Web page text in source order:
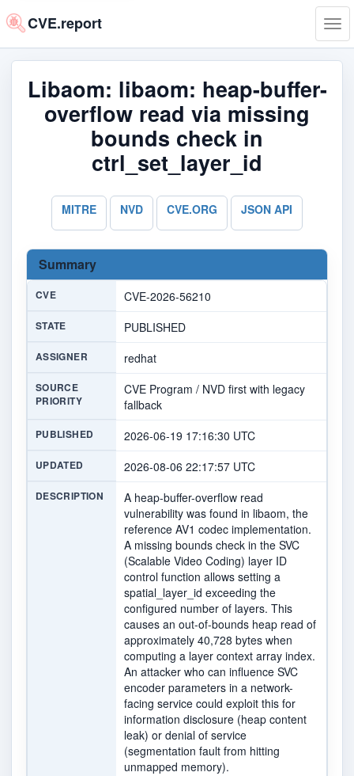
CVE.report
Libaom: libaom: heap-buffer-
overflow read via missing
bounds check in
ctrl_set_layer_id
MITRE NVD CVE.ORG JSON API
Summary
CVE CVE-2026-56210
STATE PUBLISHED
ASSIGNER redhat
SOURCE
PRIORITY
CVE Program / NVD first with legacy
fallback
PUBLISHED 2026-06-19 17:16:30 UTC
UPDATED 2026-08-06 22:17:57 UTC
DESCRIPTION
A heap-buffer-overflow read
vulnerability was found in libaom, the
reference AV1 codec implementation.
A missing bounds check in the SVC
(Scalable Video Coding) layer ID
control function allows setting a
spatial_layer_id exceeding the
configured number of layers. This
causes an out-of-bounds heap read of
approximately 40,728 bytes when
computing a layer context array index.
An attacker who can influence SVC
encoder parameters in a network-
facing service could exploit this for
information disclosure (heap content
leak) or denial of service
(segmentation fault from hitting
unmapped memory).